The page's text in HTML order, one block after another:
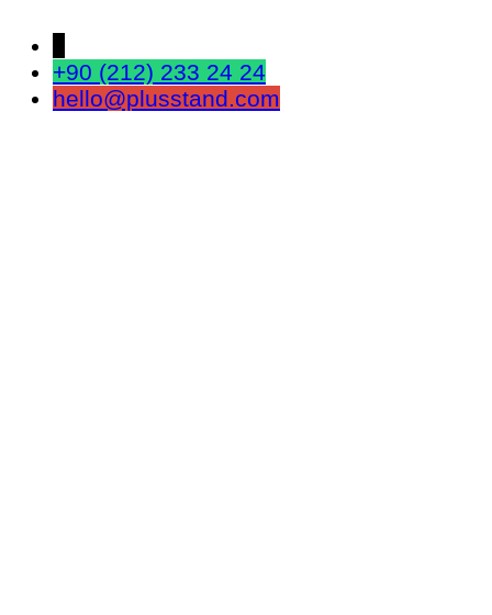
+90 (212) 233 24 24
hello@plusstand.com